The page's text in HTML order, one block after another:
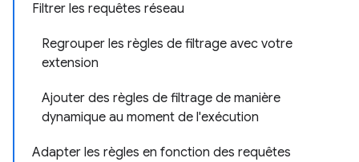
Filtrer les requêtes réseau
Regrouper les règles de filtrage avec votre
extension
Ajouter des règles de filtrage de manière
dynamique au moment de l'exécution
Adapter les règles en fonction des requêtes